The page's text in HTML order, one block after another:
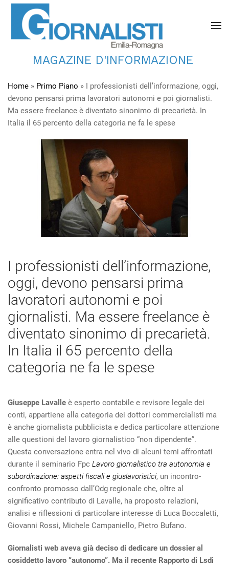
MAGAZINE D'INFORMAZIONE
Home » Primo Piano » I professionisti dell’informazione, oggi,
devono pensarsi prima lavoratori autonomi e poi giornalisti.
Ma essere freelance è diventato sinonimo di precarietà. In
Italia il 65 percento della categoria ne fa le spese
I professionisti dell’informazione,
oggi, devono pensarsi prima
lavoratori autonomi e poi
giornalisti. Ma essere freelance è
diventato sinonimo di precarietà.
In Italia il 65 percento della
categoria ne fa le spese
Giuseppe Lavalle è esperto contabile e revisore legale dei
conti, appartiene alla categoria dei dottori commercialisti ma
è anche giornalista pubblicista e dedica particolare attenzione
alle questioni del lavoro giornalistico “non dipendente”.
Questa conversazione entra nel vivo di alcuni temi affrontati
durante il seminario Fpc Lavoro giornalistico tra autonomia e
subordinazione: aspetti fiscali e giuslavoristici, un incontro-
confronto promosso dall’Odg regionale che, oltre al
significativo contributo di Lavalle, ha proposto relazioni,
analisi e riflessioni di particolare interesse di Luca Boccaletti,
Giovanni Rossi, Michele Campaniello, Pietro Bufano.
Giornalisti web aveva già deciso di dedicare un dossier al
cosiddetto lavoro “autonomo”. Ma il recente Rapporto di Lsdi